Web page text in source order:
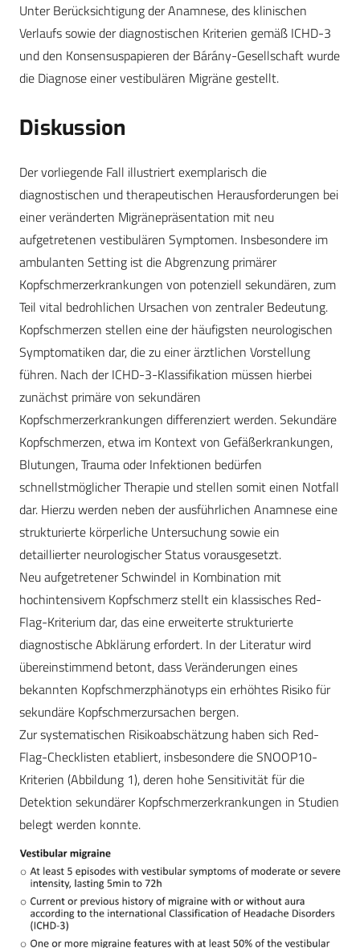
Unter Berücksichtigung der Anamnese, des klinischen
Verlaufs sowie der diagnostischen Kriterien gemäß ICHD-3
und den Konsensuspapieren der Bárány-Gesellschaft wurde
die Diagnose einer vestibulären Migräne gestellt.
Diskussion
Der vorliegende Fall illustriert exemplarisch die
diagnostischen und therapeutischen Herausforderungen bei
einer veränderten Migränepräsentation mit neu
aufgetretenen vestibulären Symptomen. Insbesondere im
ambulanten Setting ist die Abgrenzung primärer
Kopfschmerzerkrankungen von potenziell sekundären, zum
Teil vital bedrohlichen Ursachen von zentraler Bedeutung.
Kopfschmerzen stellen eine der häufigsten neurologischen
Symptomatiken dar, die zu einer ärztlichen Vorstellung
führen. Nach der ICHD-3-Klassifikation müssen hierbei
zunächst primäre von sekundären
Kopfschmerzerkrankungen differenziert werden. Sekundäre
Kopfschmerzen, etwa im Kontext von Gefäßerkrankungen,
Blutungen, Trauma oder Infektionen bedürfen
schnellstmöglicher Therapie und stellen somit einen Notfall
dar. Hierzu werden neben der ausführlichen Anamnese eine
strukturierte körperliche Untersuchung sowie ein
detaillierter neurologischer Status vorausgesetzt.
Neu aufgetretener Schwindel in Kombination mit
hochintensivem Kopfschmerz stellt ein klassisches Red-
Flag-Kriterium dar, das eine erweiterte strukturierte
diagnostische Abklärung erfordert. In der Literatur wird
übereinstimmend betont, dass Veränderungen eines
bekannten Kopfschmerzphänotyps ein erhöhtes Risiko für
sekundäre Kopfschmerzursachen bergen.
Zur systematischen Risikoabschätzung haben sich Red-
Flag-Checklisten etabliert, insbesondere die SNOOP10-
Kriterien (Abbildung 1), deren hohe Sensitivität für die
Detektion sekundärer Kopfschmerzerkrankungen in Studien
belegt werden konnte.